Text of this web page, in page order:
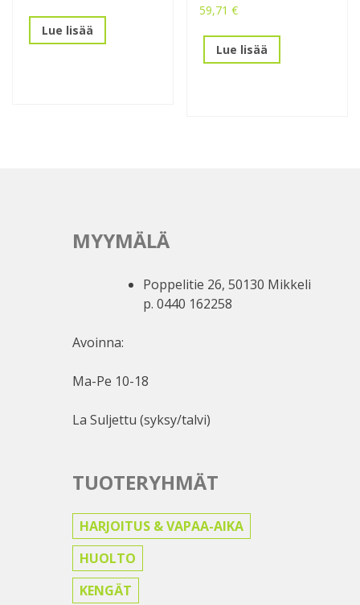
Lue lisää
59,71€
Lue lisää
MYYMÄLÄ
Poppelitie 26, 50130 Mikkeli
p. 0440 162258
Avoinna:
Ma-Pe 10-18
La Suljettu (syksy/talvi)
TUOTERYHMÄT
HARJOITUS & VAPAA-AIKA
HUOLTO
KENGÄT